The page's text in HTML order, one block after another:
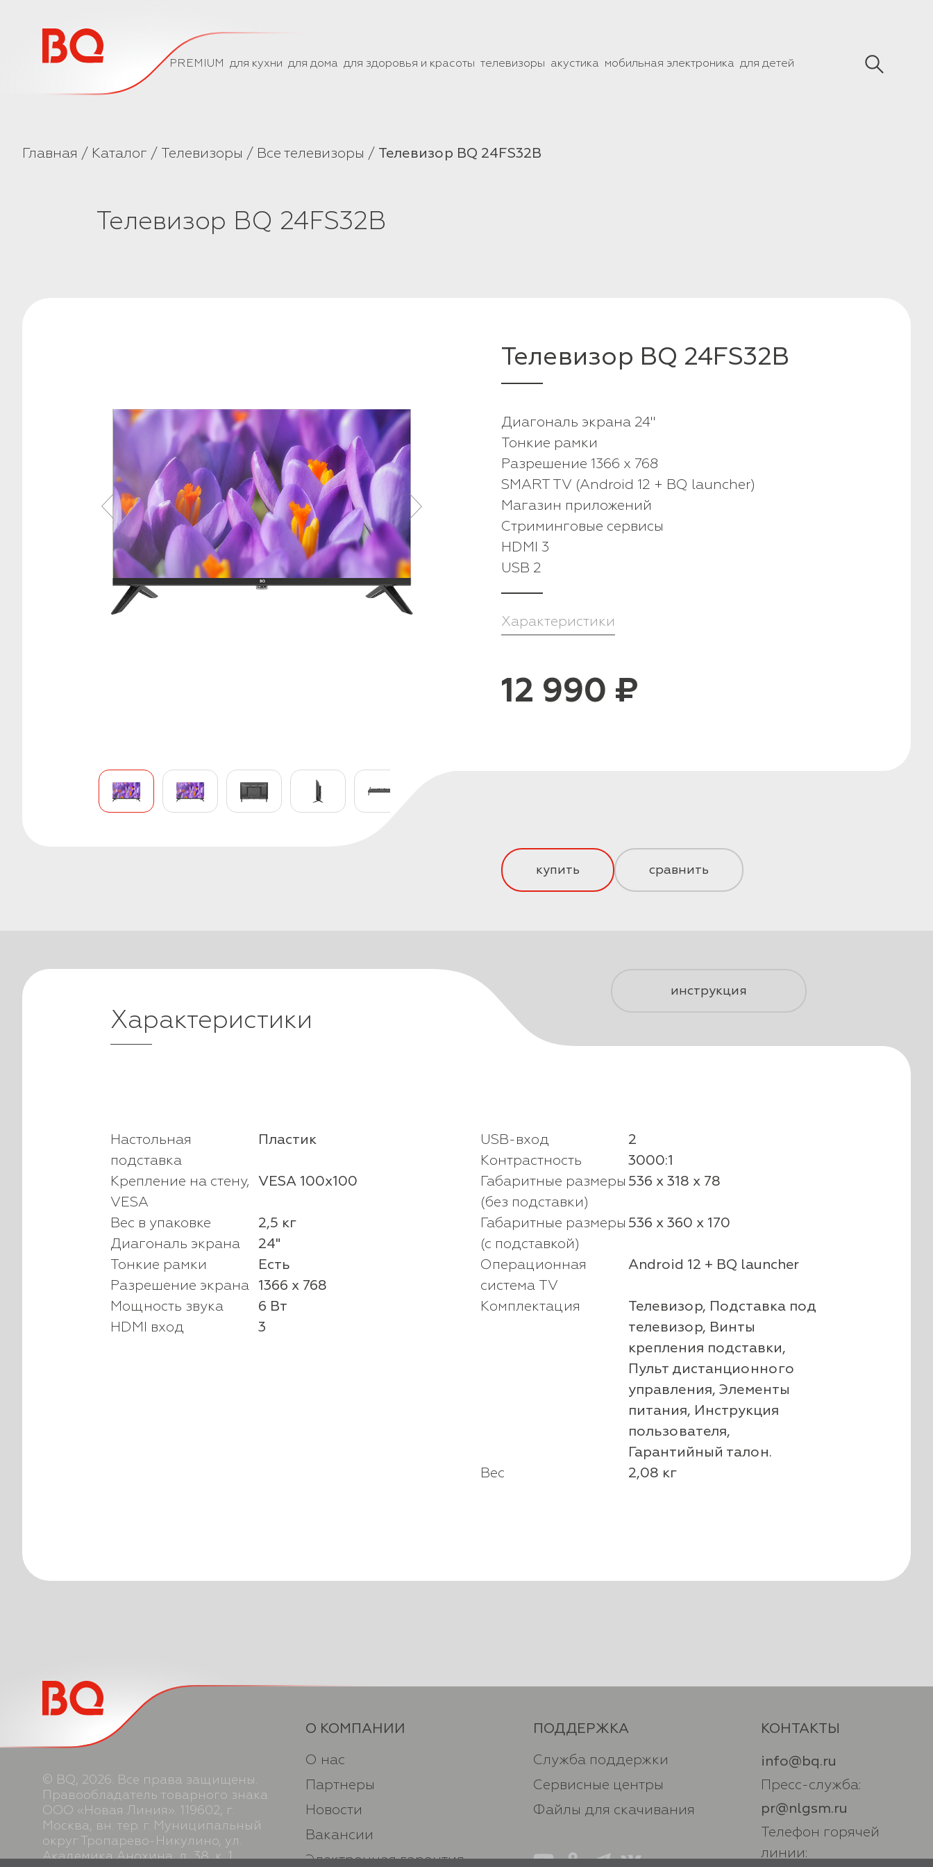
PREMIUM для кухни для дома для здоровья и красоты телевизоры акустика мобильная электроника для детей
Главная Каталог Телевизоры Все телевизоры Телевизор BQ 24FS32B
Телевизор BQ 24FS32B
Телевизор BQ 24FS32B
Диагональ экрана 24"
Тонкие рамки
Разрешение 1366 x 768
SMART TV (Android 12 + BQ launcher)
Магазин приложений
Стриминговые сервисы
HDMI 3
USB 2
Характеристики
12 990 ₽
купить сравнить
инструкция
Характеристики
Настольная
подставка
Пластик
Крепление на стену,
VESA
VESA 100x100
Вес в упаковке
2,5 кг
Диагональ экрана
24"
Тонкие рамки
Есть
Разрешение экрана 1366 x 768
Мощность звука
6 Вт
HDMI вход
3
USB-вход
2
Контрастность
3000:1
Габаритные размеры
(без подставки)
536 x 318 x 78
Габаритные размеры
(с подставкой)
536 x 360 x 170
Операционная
система TV
Android 12 + BQ launcher
Комплектация
Телевизор, Подставка под
телевизор, Винты
крепления подставки,
Пульт дистанционного
управления, Элементы
питания, Инструкция
пользователя,
Гарантийный талон.
Вес
2,08 кг
© BQ, 2026. Все права защищены.
Правообладатель товарного знака
ООО «Новая Линия». 119602, г.
Москва, вн. тер. г. Муниципальный
округ Тропарево-Никулино, ул.
Академика Анохина, д. 38, к. 1,
О КОМПАНИИ
О нас
Партнеры
Новости
Вакансии
Электронная гарантия
ПОДДЕРЖКА
Служба поддержки
Сервисные центры
Файлы для скачивания
КОНТАКТЫ
info@bq.ru
Пресс-служба:
pr@nlgsm.ru
Телефон горячей
линии: